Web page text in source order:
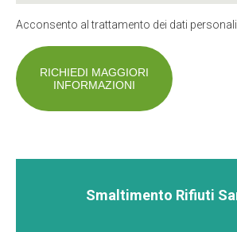
Acconsento al trattamento dei dati
RICHIEDI MAGGIORI
INFORMAZIONI
Smaltimento Rifiuti